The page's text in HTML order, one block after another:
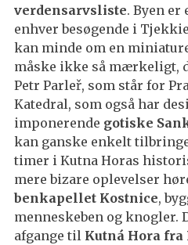
verdensarvsliste. Byen er
enhver besøgende i
kan minde om en
måske ikke så mærkeligt,
Petr Parleř, som står for
Katedral, som også har
imponerende gotiske
kan ganske enkelt
timer i Kutna Horas
mere bizare oplevelser
benkapellet Kostnice,
menneskeben og knogler.
afgange til Kutná Hora